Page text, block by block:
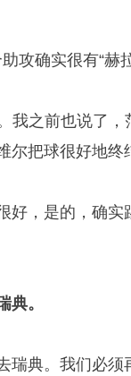
攻确实很有“赫
我之前也说了
尔把球很好地终
好，是的，确实
典。
瑞典。我们必须